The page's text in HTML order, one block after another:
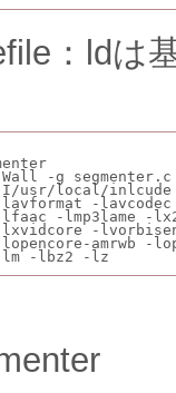
：ldは
-g
usr/local/
-
-lmp3lame -
-
amrwb -
-lbz2 -lz